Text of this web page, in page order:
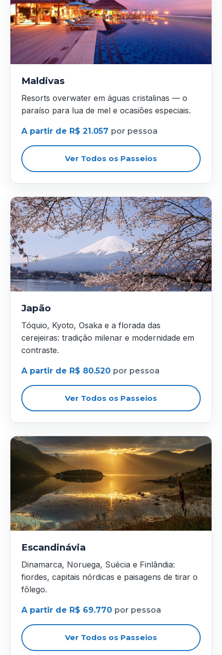
Maldivas
Resorts overwater em águas cristalinas — o
paraíso para lua de mel e ocasiões especiais.
A partir de R$ 21.057 por pessoa
Ver Todos os Passeios
Japão
Tóquio, Kyoto, Osaka e a florada das
cerejeiras: tradição milenar e modernidade em
contraste.
A partir de R$ 80.520 por pessoa
Ver Todos os Passeios
Escandinávia
Dinamarca, Noruega, Suécia e Finlândia:
fiordes, capitais nórdicas e paisagens de tirar o
fôlego.
A partir de R$ 69.770 por pessoa
Ver Todos os Passeios